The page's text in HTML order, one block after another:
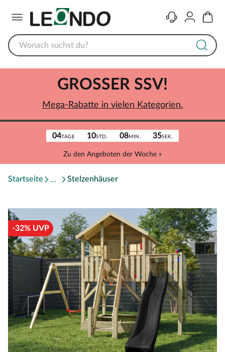
KontaktKonto
04TAGE 10STD. 08MIN. 35SEK.
Zu den Angeboten der Woche »
GROSSER SSV!
Mega-Rabatte in vielen Kategorien.
Startseite Stelzenhäuser
-32% UVP